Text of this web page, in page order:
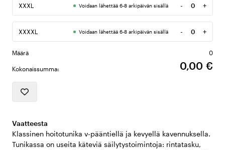
XXXL Voidaan lähettää 6-8 arkipäivän sisällä -
Määrä
+
XXXXL Voidaan lähettää 6-8 arkipäivän sisällä -
Määrä
+
Määrä 0
Kokonaissumma: 0,00 €
Vaatteesta
Klassinen hoitotunika v-pääntiellä ja kevyellä kavennuksella.
Tunikassa on useita käteviä säilytystoimintoja: rintatasku,